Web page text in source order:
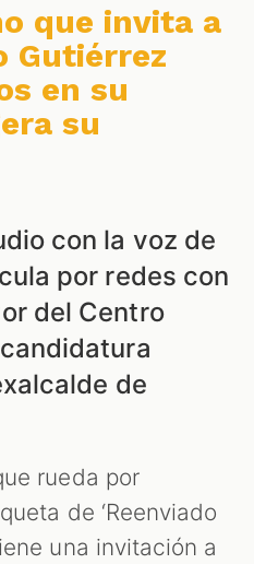
que invita a
Gutiérrez
en su
su
con la voz de
por redes con
del Centro
de
rueda por
de ‘Reenviado
una invitación a